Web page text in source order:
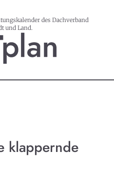
des Dachverband
und Land.
klappernde